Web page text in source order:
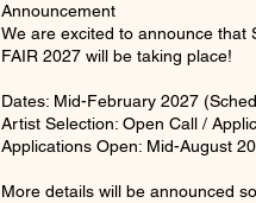
Announcement
We are excited to announce that
FAIR 2027 will be taking place!
Dates: Mid-February 2027
Artist Selection: Open Call /
Applications Open: Mid-August
More details will be announced